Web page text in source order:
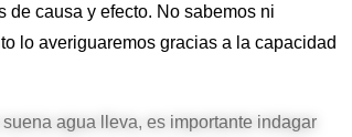
de causa y efecto. No sabemos ni
lo averiguaremos gracias a la capacidad
agua lleva, es importante indagar